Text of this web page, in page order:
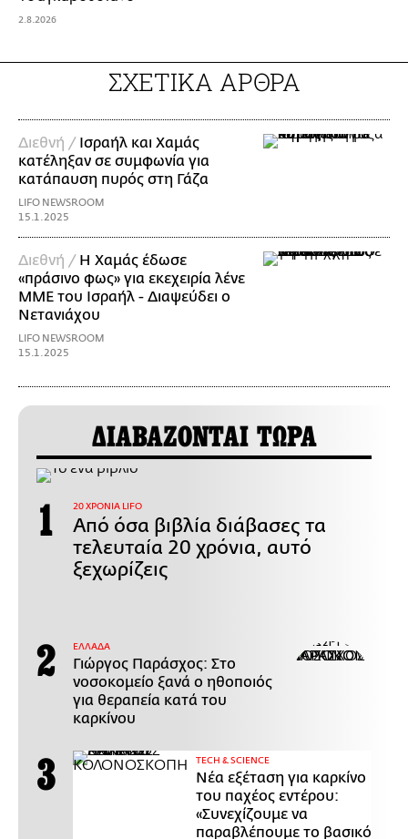
2.8.2026
ΣΧΕΤΙΚΑ ΑΡΘΡΑ
Διεθνή / Ισραήλ και Χαμάς
κατέληξαν σε συμφωνία για
κατάπαυση πυρός στη Γάζα
LIFO NEWSROOM
15.1.2025
Διεθνή / Η Χαμάς έδωσε
«πράσινο φως» για εκεχειρία λένε
ΜΜΕ του Ισραήλ - Διαψεύδει ο
Νετανιάχου
LIFO NEWSROOM
15.1.2025
ΔΙΑΒΑΖΟΝΤΑΙ ΤΩΡΑ
20 ΧΡΟΝΙΑ LIFO
Από όσα βιβλία διάβασες τα
τελευταία 20 χρόνια, αυτό
ξεχωρίζεις
ΕΛΛΑΔΑ
Γιώργος Παράσχος: Στο
νοσοκομείο ξανά ο ηθοποιός
για θεραπεία κατά του
καρκίνου
ΤECH & SCIENCE
Νέα εξέταση για καρκίνο
του παχέος εντέρου:
«Συνεχίζουμε να
παραβλέπουμε το βασικό